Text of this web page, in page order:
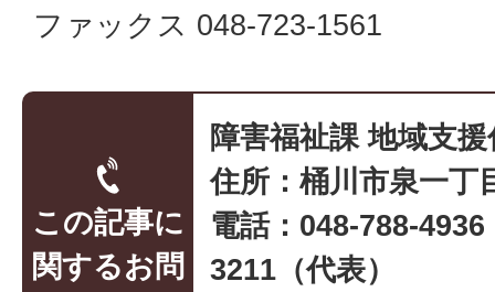
ファックス 048-723-1561
この記事に
関するお問
障害福祉課 地域支援
住所：桶川市泉一丁
電話：048-788-
3211（代表）